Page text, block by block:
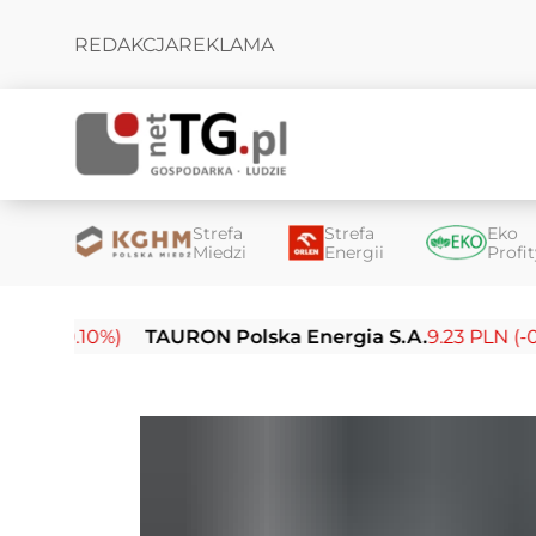
REDAKCJAREKLAMA
Strefa
Miedzi
Strefa
Energii
Eko
TAURON Polska Energia S.A.9.23 PLN (-0.03%)